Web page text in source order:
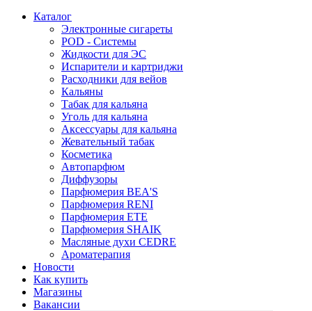
Каталог
Электронные сигареты
POD - Системы
Жидкости для ЭС
Испарители и картриджи
Расходники для вейов
Кальяны
Табак для кальяна
Уголь для кальяна
Аксессуары для кальяна
Жевательный табак
Косметика
Автопарфюм
Диффузоры
Парфюмерия BEA'S
Парфюмерия RENI
Парфюмерия ETE
Парфюмерия SHAIK
Масляные духи CEDRE
Ароматерапия
Новости
Как купить
Магазины
Вакансии